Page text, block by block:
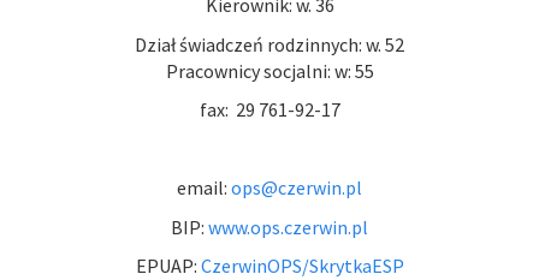
Kierownik: w. 36
Dział świadczeń rodzinnych: w. 52
Pracownicy socjalni: w: 55
fax: 29 761-92-17
email: ops@czerwin.pl
BIP: www.ops.czerwin.pl
EPUAP: CzerwinOPS/SkrytkaESP